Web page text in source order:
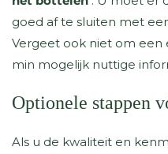
goed af te sluiten met
Vergeet ook niet om
min mogelijk nuttige
Optionele stappen
Als u de kwaliteit en